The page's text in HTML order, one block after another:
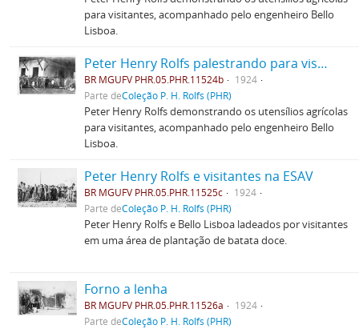
para visitantes, acompanhado pelo engenheiro Bello
Lisboa.
Peter Henry Rolfs palestrando para visitantes
BR MGUFV PHR.05.PHR.11524b
1924
Parte deColeção P. H. Rolfs (PHR)
Peter Henry Rolfs demonstrando os utensílios agrícolas
para visitantes, acompanhado pelo engenheiro Bello
Lisboa.
Peter Henry Rolfs e visitantes na ESAV
BR MGUFV PHR.05.PHR.11525c
1924
Parte deColeção P. H. Rolfs (PHR)
Peter Henry Rolfs e Bello Lisboa ladeados por visitantes
em uma área de plantação de batata doce.
Forno a lenha
BR MGUFV PHR.05.PHR.11526a
1924
Parte deColeção P. H. Rolfs (PHR)